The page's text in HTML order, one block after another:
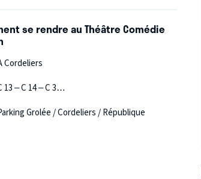
se rendre au Théâtre Comédie
Cordeliers
13 – C 14 – C 3…
Grolée / Cordeliers / République